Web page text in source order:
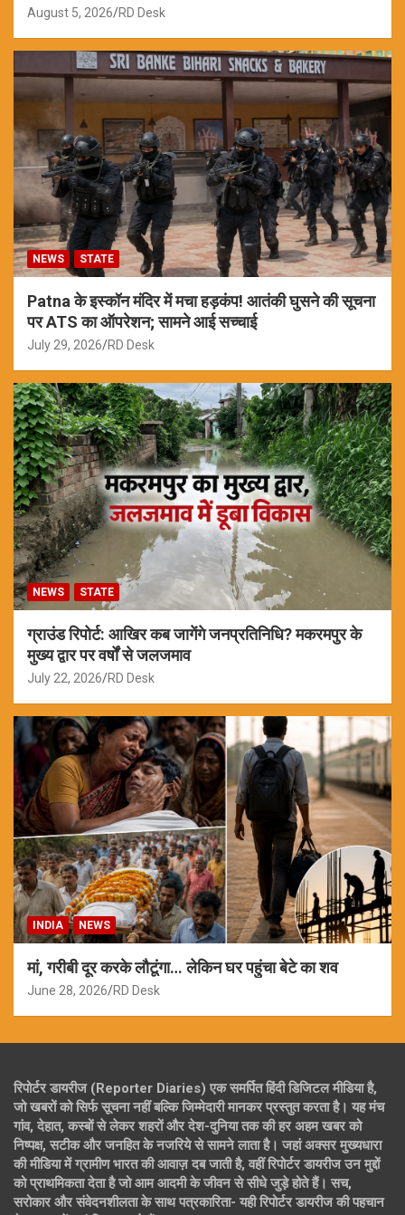
August 5, 2026 RD Desk
NEWS STATE
Patna के इस्कॉन मंदिर में मचा हड़कंप! आतंकी घुसने की सूचना
पर ATS का ऑपरेशन; सामने आई सच्चाई
July 29, 2026 RD Desk
NEWS STATE
ग्राउंड रिपोर्ट: आखिर कब जागेंगे जनप्रतिनिधि? मकरमपुर के
मुख्य द्वार पर वर्षों से जलजमाव
July 22, 2026 RD Desk
INDIA NEWS
मां, गरीबी दूर करके लौटूंगा… लेकिन घर पहुंचा बेटे का शव
June 28, 2026 RD Desk
रिपोर्टर डायरीज (Reporter Diaries) एक समर्पित हिंदी डिजिटल मीडिया है,
जो खबरों को सिर्फ सूचना नहीं बल्कि जिम्मेदारी मानकर प्रस्तुत करता है। यह मंच
गांव, देहात, कस्बों से लेकर शहरों और देश-दुनिया तक की हर अहम खबर को
निष्पक्ष, सटीक और जनहित के नजरिये से सामने लाता है। जहां अक्सर मुख्यधारा
की मीडिया में ग्रामीण भारत की आवाज़ दब जाती है, वहीं रिपोर्टर डायरीज उन मुद्दों
को प्राथमिकता देता है जो आम आदमी के जीवन से सीधे जुड़े होते हैं। सच,
सरोकार और संवेदनशीलता के साथ पत्रकारिता- यही रिपोर्टर डायरीज की पहचान